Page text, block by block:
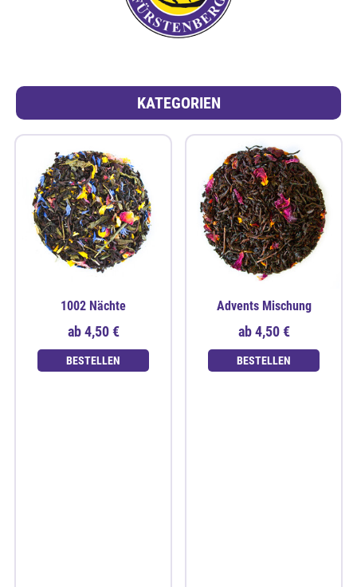
KATEGORIEN
1002 Nächte
ab4,50 €
BESTELLEN
Advents Mischung
ab4,50 €
BESTELLEN